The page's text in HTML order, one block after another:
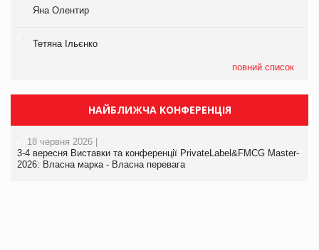
Яна Олентир
Тетяна Ільєнко
повний список
НАЙБЛИЖЧА КОНФЕРЕНЦІЯ
18 червня 2026 |
3-4 вересня Виставки та конференції PrivateLabel&FMCG Master-
2026: Власна марка - Власна перевага